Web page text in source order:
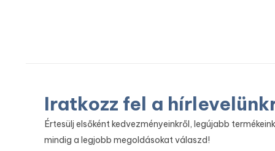
Iratkozz fel a
Értesülj elsőként kedvezményeinkről, legújabb
mindig a legjobb megoldásokat válaszd!